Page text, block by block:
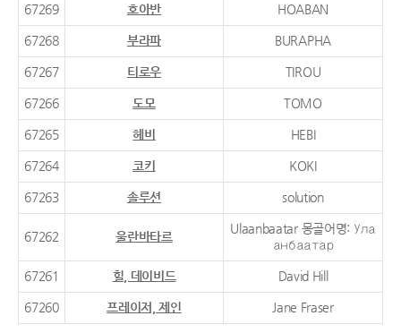
67269 호아반 HOABAN
67268 부라파 BURAPHA
67267 티로우 TIROU
67266 도모 TOMO
67265 헤비 HEBI
67264 코키 KOKI
67263 솔루션 solution
67262 울란바타르
Ulaanbaatar 몽골어명: Ула
анбаатар
67261 힐, 데이비드 David Hill
67260 프레이저, 제인 Jane Fraser